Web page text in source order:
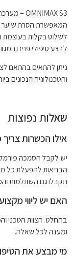
לשלוט בקלות בעוצמת
לבצע טיפולי פנים
ניתן להתאים בהתאם
והטכנולוגיה הנכונים
שאלות נפוצות
אילו הכשרות
יש לקבל הסמכה
הבריאות להפעלת כל
תקבלו גם השתלמות
האם יש ליווי
בהחלט. הצוות הטכני
ומענה לכל שאלה.
מי מבצע את